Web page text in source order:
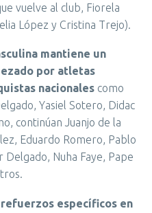
vuelve al club, Fiorela
López y Cristina Trejo).
mantiene un
por atletas
nacionales como
Yasiel Sotero, Didac
continúan Juanjo de la
Eduardo Romero, Pablo
Delgado, Nuha Faye, Pape
específicos en